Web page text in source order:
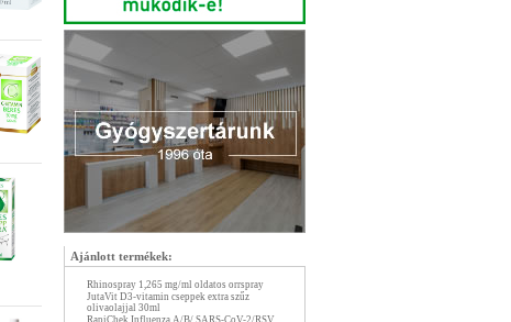
Ajánlott termékek:
Rhinospray 1,265 mg/ml oldatos orrspray
JutaVit D3-vitamin cseppek extra szűz
olivaolajjal 30ml
RapiChek Influenza A/B/ SARS-CoV-2/RSV